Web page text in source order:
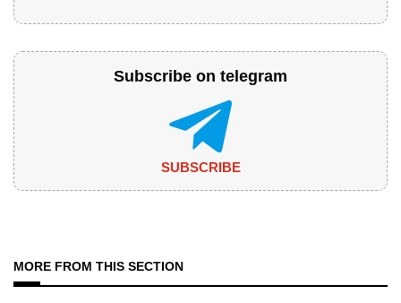
Subscribe on telegram
SUBSCRIBE
MORE FROM THIS SECTION